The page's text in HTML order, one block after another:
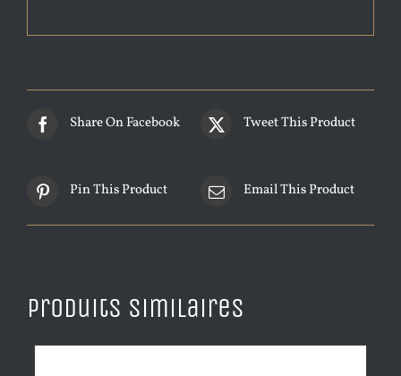
Share On Facebook Tweet This Product
Pin This Product Email This Product
Produits similaires